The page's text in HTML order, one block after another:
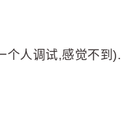
个人调试,感觉不到).